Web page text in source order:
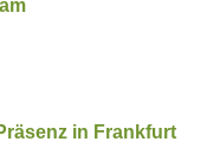
in Frankfurt